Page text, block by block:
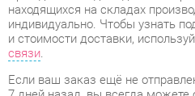
Если ваш заказ ещё не отправлен
7 дней назад, вы всегда можете
выбрать другой товар.
Несмотря на надежную упаковку,
повреждены при
при приёме товара - мы